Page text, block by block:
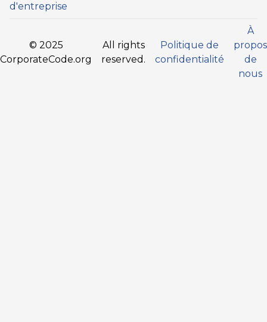
d'entreprise
© 2025
CorporateCode.org
All rights
reserved.
Politique de
confidentialité
À
propos
de
nous